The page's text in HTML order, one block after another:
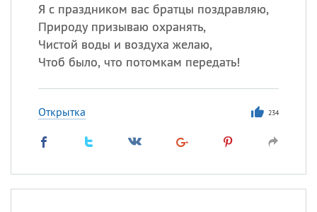
Я с праздником вас братцы поздравляю,
Природу призываю охранять,
Чистой воды и воздуха желаю,
Чтоб было, что потомкам передать!
Открытка 234